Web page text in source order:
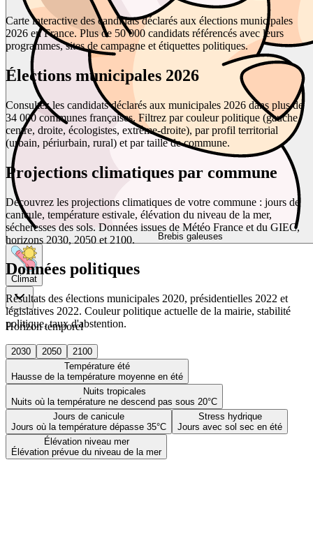
Brebis galeuses
Climat
Horizon temporel
2030 2050
2100
Température été
Hausse de la température moyenne en été
Nuits tropicales
Nuits où la température ne descend pas sous 20°C
Jours de canicule
Jours où la température dépasse 35°C
Stress hydrique
Jours avec sol sec en été
Élévation niveau mer
Élévation prévue du niveau de la mer
Carte interactive des candidats déclarés aux élections municipales
2026 en France. Plus de 50 000 candidats référencés avec leurs
programmes, sites de campagne et étiquettes politiques.
Élections municipales 2026
Consultez les candidats déclarés aux municipales 2026 dans plus de
34 000 communes françaises. Filtrez par couleur politique (gauche,
centre, droite, écologistes, extrême-droite), par profil territorial
(urbain, périurbain, rural) et par taille de commune.
Projections climatiques par commune
Découvrez les projections climatiques de votre commune : jours de
canicule, température estivale, élévation du niveau de la mer,
sécheresses des sols. Données issues de Météo France et du GIEC,
horizons 2030, 2050 et 2100.
Données politiques
Résultats des élections municipales 2020, présidentielles 2022 et
législatives 2022. Couleur politique actuelle de la mairie, stabilité
politique, taux d'abstention.